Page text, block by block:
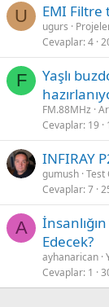
U EMI Filtre
ugurs
Cevaplar 4
F
Yaşlı
FM.88MHz
Cevaplar 19
INFIRAY
gumush Test
Cevaplar 7
A
Edecek?
ayhanarican
Cevaplar 1